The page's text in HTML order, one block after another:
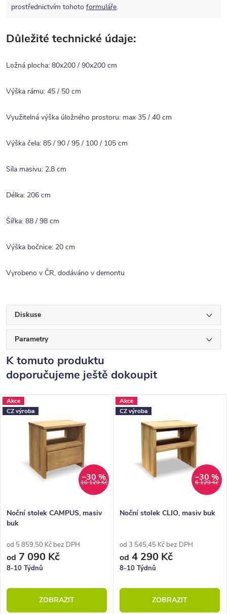
prostřednictvím tohoto formuláře.
Důležité technické údaje:
Ložná plocha: 80x200 / 90x200 cm
Výška rámu: 45 / 50 cm
Využitelná výška úložného prostoru: max 35 / 40 cm
Výška čela: 85 / 90 / 95 / 100 / 105 cm
Síla masivu: 2,8 cm
Délka: 206 cm
Šířka: 88 / 98 cm
Výška bočnice: 20 cm
Vyrobeno v ČR, dodáváno v demontu
Diskuse
Parametry
K tomuto produktu
doporučujeme ještě dokoupit
Akce
CZ výroba
10 129 Kč
–30 %
Noční stolek CAMPUS, masiv
buk
od 5 859,50 Kč bez DPH
od 7 090 Kč
8-10 Týdnů
ZOBRAZIT
Akce
CZ výroba
6 129 Kč
–30 %
Noční stolek CLIO, masiv buk
od 3 545,45 Kč bez DPH
od 4 290 Kč
8-10 Týdnů
ZOBRAZIT